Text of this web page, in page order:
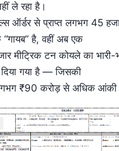
ले रहा है।
ऑर्डर से प्राप्त लगभग 45
है, वहीं अब एक
मीट्रिक टन कोयले का
गया है — जिसकी
₹90 करोड़ से अधिक आंकी